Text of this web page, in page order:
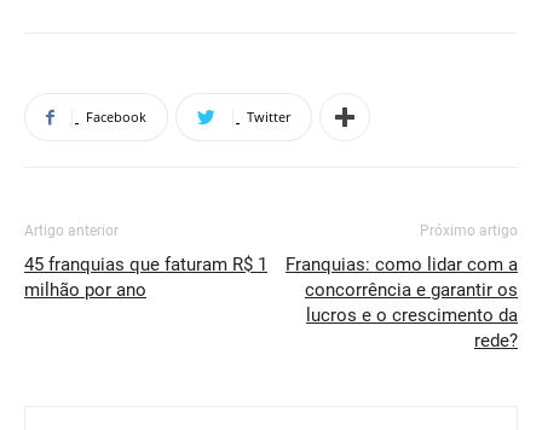
Facebook Twitter
Artigo anterior
45 franquias que faturam R$ 1
milhão por ano
Próximo artigo
Franquias: como lidar com a
concorrência e garantir os
lucros e o crescimento da
rede?